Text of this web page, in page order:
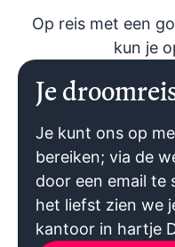
Op reis met een
kun je
Je
Je kunt ons op
bereiken; via de
door een email te
het liefst zien we
kantoor in hartje